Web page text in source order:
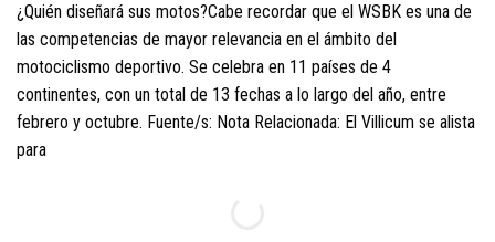
¿Quién diseñará sus motos?Cabe recordar que el WSBK es una de
las competencias de mayor relevancia en el ámbito del
motociclismo deportivo. Se celebra en 11 países de 4
continentes, con un total de 13 fechas a lo largo del año, entre
febrero y octubre. Fuente/s: Nota Relacionada: El Villicum se alista
para